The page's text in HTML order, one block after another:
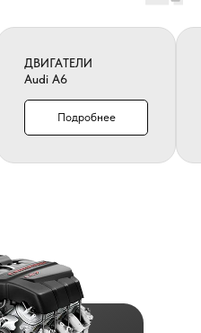
ДВИГАТЕЛИ
Audi A6
Подробнее